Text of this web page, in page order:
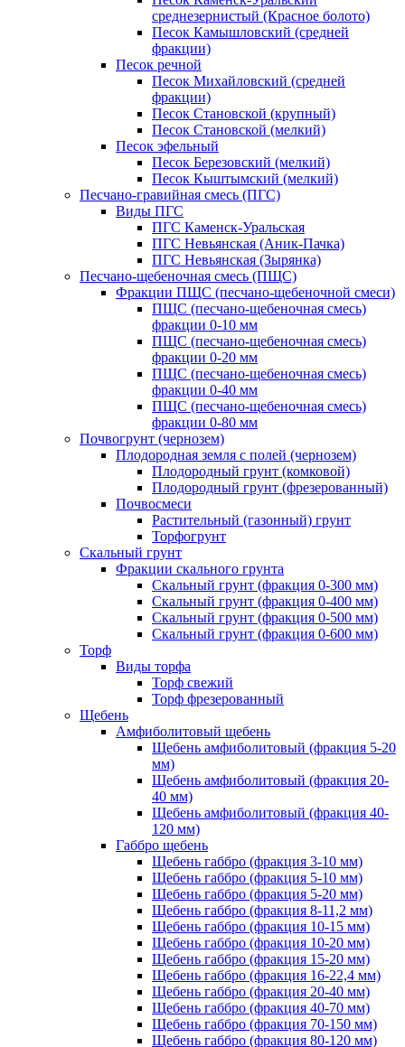
среднезернистый (Красное болото)
Песок Камышловский (средней
фракции)
Песок речной
Песок Михайловский (средней
фракции)
Песок Становской (крупный)
Песок Становской (мелкий)
Песок эфельный
Песок Березовский (мелкий)
Песок Кыштымский (мелкий)
Песчано-гравийная смесь (ПГС)
Виды ПГС
ПГС Каменск-Уральская
ПГС Невьянская (Аник-Пачка)
ПГС Невьянская (Зырянка)
Песчано-щебеночная смесь (ПЩС)
Фракции ПЩС (песчано-щебеночной смеси)
ПЩС (песчано-щебеночная смесь)
фракции 0-10 мм
ПЩС (песчано-щебеночная смесь)
фракции 0-20 мм
ПЩС (песчано-щебеночная смесь)
фракции 0-40 мм
ПЩС (песчано-щебеночная смесь)
фракции 0-80 мм
Почвогрунт (чернозем)
Плодородная земля с полей (чернозем)
Плодородный грунт (комковой)
Плодородный грунт (фрезерованный)
Почвосмеси
Растительный (газонный) грунт
Торфогрунт
Скальный грунт
Фракции скального грунта
Скальный грунт (фракция 0-300 мм)
Скальный грунт (фракция 0-400 мм)
Скальный грунт (фракция 0-500 мм)
Скальный грунт (фракция 0-600 мм)
Торф
Виды торфа
Торф свежий
Торф фрезерованный
Щебень
Амфиболитовый щебень
Щебень амфиболитовый (фракция 5-20
мм)
Щебень амфиболитовый (фракция 20-
40 мм)
Щебень амфиболитовый (фракция 40-
120 мм)
Габбро щебень
Щебень габбро (фракция 3-10 мм)
Щебень габбро (фракция 5-10 мм)
Щебень габбро (фракция 5-20 мм)
Щебень габбро (фракция 8-11,2 мм)
Щебень габбро (фракция 10-15 мм)
Щебень габбро (фракция 10-20 мм)
Щебень габбро (фракция 15-20 мм)
Щебень габбро (фракция 16-22,4 мм)
Щебень габбро (фракция 20-40 мм)
Щебень габбро (фракция 40-70 мм)
Щебень габбро (фракция 70-150 мм)
Щебень габбро (фракция 80-120 мм)